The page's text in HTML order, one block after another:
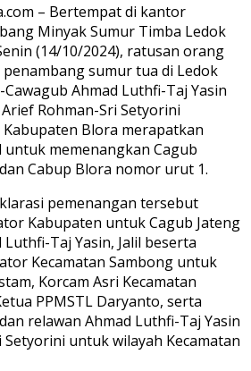
– Bertempat di kantor
Minyak Sumur Timba Ledok
(14/10/2024), ratusan orang
sumur tua di Ledok
Ahmad Luthfi-Taj Yasin
Rohman-Sri Setyorini
Kabupaten Blora merapatkan
memenangkan Cagub
Cabup Blora nomor urut 1.
pemenangan tersebut
Kabupaten untuk Cagub Jateng
Taj Yasin, Jalil beserta
Kecamatan Sambong untuk
Korcam Asri Kecamatan
PPMSTL Daryanto, serta
relawan Ahmad Luthfi-Taj Yasin
untuk wilayah Kecamatan